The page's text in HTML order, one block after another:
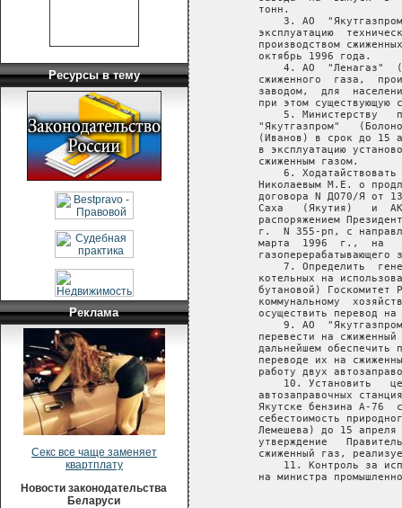
Ресурсы в тему
Реклама
Секс все чаще заменяет
квартплату
Новости законодательства
Беларуси
   тонн.
3. АО
эксплуатацию
производством
   октябрь 1996 года.
4. АО  "Ленагаз"
сжиженного  газа,
заводом,  для
при этом существующую
5. Министерству
"Якутгазпром"
(Иванов) в срок до 15
в эксплуатацию
   сжиженным газом.
6.
Николаевым М.Е. о
договора N ДО70/Я от
Саха   (Якутия)   и
распоряжением
г.  N 355-рп, с
марта  1996  г.,  на
газоперерабатывающего
7. Определить
котельных на
бутановой) Госкомитет
коммунальному
осуществить перевод
9. АО
перевести на
дальнейшем обеспечить
переводе их на
работу двух
10. Установить
автозаправочных
Якутске бензина А-76
себестоимость
Лемешева) до 15
утверждение
сжиженный газ,
11. Контроль за
на министра